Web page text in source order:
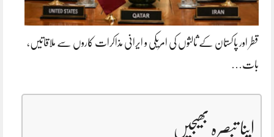
قطر اور پاکستان کے ثالثوں کی امریکی و ایرانی مذاکرات کاروں سے ملاقاتیں،
بات…
اپنا تبصرہ بھیجیں